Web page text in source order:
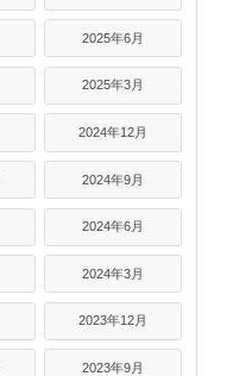
2025年6月
2025年3月
2024年12月
2024年9月
2024年6月
2024年3月
2023年12月
2023年9月